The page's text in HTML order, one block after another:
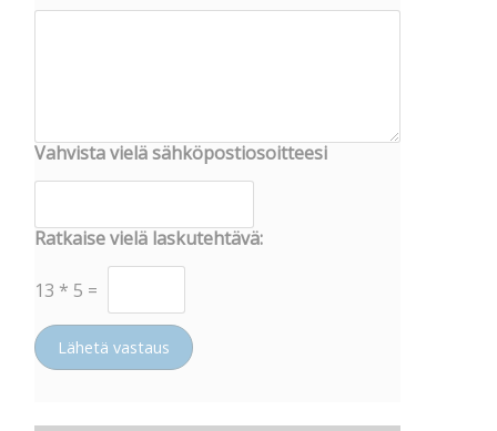
Vahvista vielä sähköpostiosoitteesi
Ratkaise vielä laskutehtävä:
13 * 5 =
Lähetä vastaus